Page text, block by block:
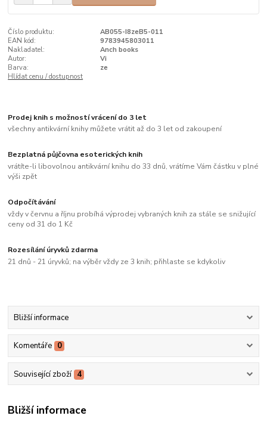
Číslo produktu:
AB055-I8zeB5-011
EAN kód:
9783945803011
Nakladatel:
Anch books
Autor:
Vi
Barva:
ze
Hlídat cenu / dostupnost
Prodej knih s možností vrácení do 3 let
všechny antikvární knihy můžete vrátit až do 3 let od zakoupení
Bezplatná půjčovna esoterických knih
vrátíte-li libovolnou antikvární knihu do 33 dnů, vrátíme Vám částku v plné
výši zpět
Odpočítávání
vždy v červnu a říjnu probíhá výprodej vybraných knih za stále se snižující
ceny od 31 do 1 Kč
Rozesílání úryvků zdarma
21 dnů - 21 úryvků; na výběr vždy ze 3 knih; přihlaste se kdykoliv
Bližší informace
Komentáře 0
Související zboží 4
Bližší informace